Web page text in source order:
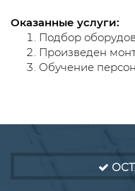
Оказанные услуги:
Подбор
Произведен
Обучение